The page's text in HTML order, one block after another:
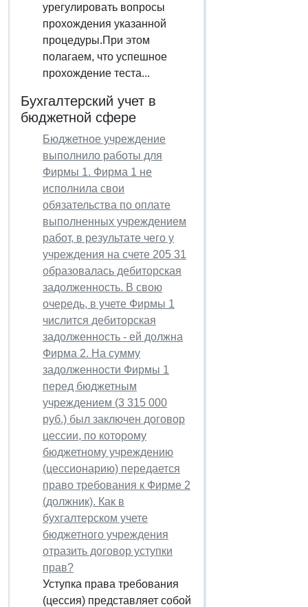
урегулировать вопросы
прохождения указанной
процедуры.При этом
полагаем, что успешное
прохождение теста...
Бухгалтерский учет в
бюджетной сфере
Бюджетное учреждение
выполнило работы для
Фирмы 1. Фирма 1 не
исполнила свои
обязательства по оплате
выполненных учреждением
работ, в результате чего у
учреждения на счете 205 31
образовалась дебиторская
задолженность. В свою
очередь, в учете Фирмы 1
числится дебиторская
задолженность - ей должна
Фирма 2. На сумму
задолженности Фирмы 1
перед бюджетным
учреждением (3 315 000
руб.) был заключен договор
цессии, по которому
бюджетному учреждению
(цессионарию) передается
право требования к Фирме 2
(должник). Как в
бухгалтерском учете
бюджетного учреждения
отразить договор уступки
прав?
Уступка права требования
(цессия) представляет собой